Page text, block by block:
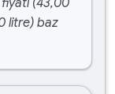
(43,00
litre) baz